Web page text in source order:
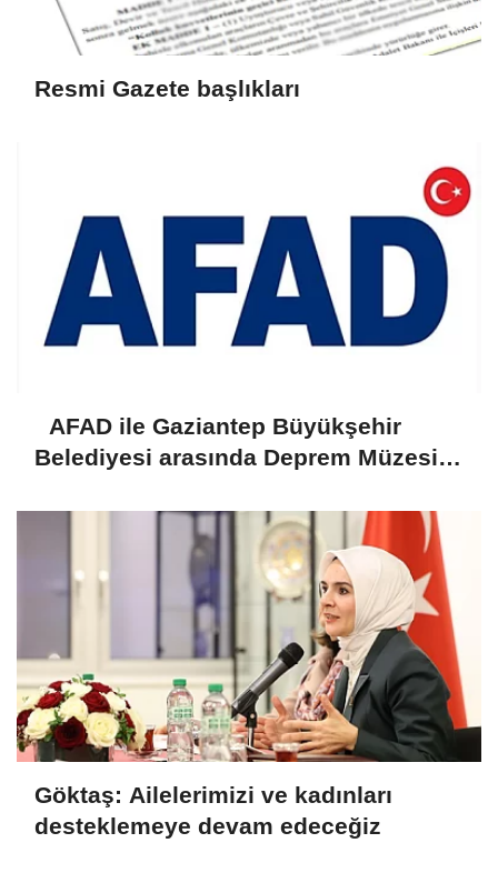
Resmi Gazete başlıkları
AFAD ile Gaziantep Büyükşehir
Belediyesi arasında Deprem Müzesi
Göktaş: Ailelerimizi ve kadınları
desteklemeye devam edeceğiz